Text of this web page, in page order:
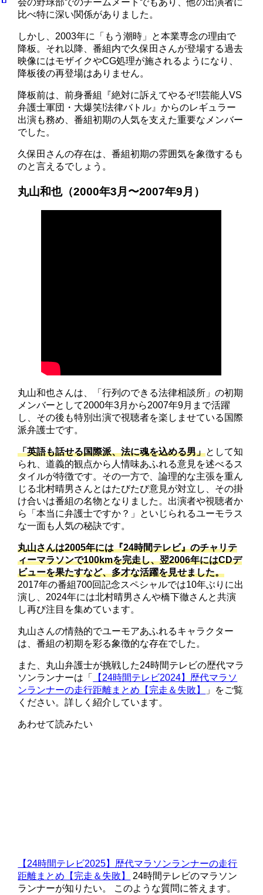
会の野球部でのチームメートでもあり、他の出演者に
比べ特に深い関係がありました。
しかし、2003年に「もう潮時」と本業専念の理由で
降板。それ以降、番組内で久保田さんが登場する過去
映像にはモザイクやCG処理が施されるようになり、
降板後の再登場はありません。
降板前は、前身番組『絶対に訴えてやるぞ!!芸能人VS
弁護士軍団・大爆笑!法律バトル』からのレギュラー
出演も務め、番組初期の人気を支えた重要なメンバー
でした。
久保田さんの存在は、番組初期の雰囲気を象徴するも
のと言えるでしょう。
丸山和也（2000年3月〜2007年9月）
丸山和也さんは、「行列のできる法律相談所」の初期
メンバーとして2000年3月から2007年9月まで活躍
し、その後も特別出演で視聴者を楽しませている国際
派弁護士です。
「英語も話せる国際派、法に魂を込める男」として知
られ、道義的観点から人情味あふれる意見を述べるス
タイルが特徴です。その一方で、論理的な主張を重ん
じる北村晴男さんとはたびたび意見が対立し、その掛
け合いは番組の名物となりました。出演者や視聴者か
ら「本当に弁護士ですか？」といじられるユーモラス
な一面も人気の秘訣です。
丸山さんは2005年には『24時間テレビ』のチャリテ
ィーマラソンで100kmを完走し、翌2006年にはCDデ
ビューを果たすなど、多才な活躍を見せました。
2017年の番組700回記念スペシャルでは10年ぶりに出
演し、2024年には北村晴男さんや橋下徹さんと共演
し再び注目を集めています。
丸山さんの情熱的でユーモアあふれるキャラクター
は、番組の初期を彩る象徴的な存在でした。
また、丸山弁護士が挑戦した24時間テレビの歴代マラ
ソンランナーは「
【24時間テレビ2024】歴代マラソ
ンランナーの走行距離まとめ【完走＆失敗】
」をご覧
ください。詳しく紹介しています。
あわせて読みたい
【24時間テレビ2025】歴代マラソンランナーの走行
距離まとめ【完走＆失敗】
24時間テレビのマラソン
ランナーが知りたい。 このような質問に答えます。